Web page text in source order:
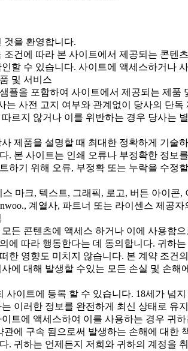
것을 환영합니다.
조건에 따라 본 사이트에서 제공되는 콘텐
할 수 있습니다. 사이트에 액세스하거나
및 서비스
플을 포함하여 사이트에서 제공되는 제
는 사전 고지 여부와 관계없이 당사의 단
르지 않거나 이를 위반하는 경우 당사는
제품을 설명할 때 최대한 정확하게 기술
. 본 사이트는 인쇄 오류나 부정확한 정보
하기 위해 오류, 부정확 또는 누락을 수정
마크, 텍스트, 그래픽, 로고, 버튼 아이콘
계열사, 파트너 또는 라이센스 제공
든 콘텐츠에 액세스 하거나 이에 사용함
에 따라 행동한다는 데 동의합니다. 귀하
한 영향도 미치지 않습니다. 본 계약 조건
에 대해 발생할 수있는 모든 손실 및 손해
사이트에 등록 할 수 있습니다. 18세가 넘
이러한 정보를 완전하게 최신 상태로 유
트에 액세스하여 이를 사용하는 경우 귀
관에 구속 됨으로써 발생하는 손해에 대한
. 귀하는 언제든지 저희와 귀하의 계정을